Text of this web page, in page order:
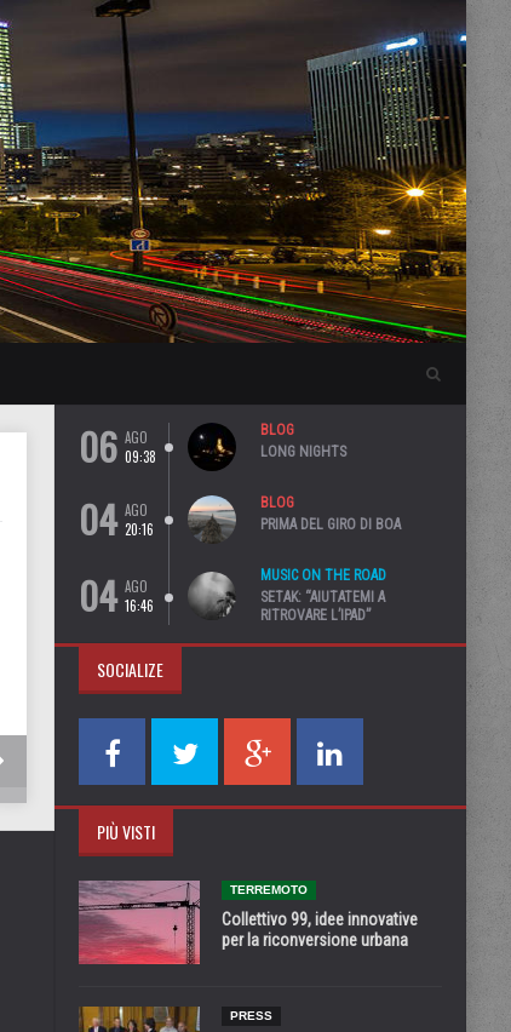
06 AGO
09:38
BLOG
LONG NIGHTS
04 AGO
20:16
BLOG
PRIMA DEL GIRO DI BOA
04 AGO
16:46
MUSIC ON THE ROAD
SETAK: “AIUTATEMI A
RITROVARE L’IPAD”
SOCIALIZE
PIÙ VISTI
TERREMOTO
Collettivo 99, idee innovative
per la riconversione urbana
PRESS